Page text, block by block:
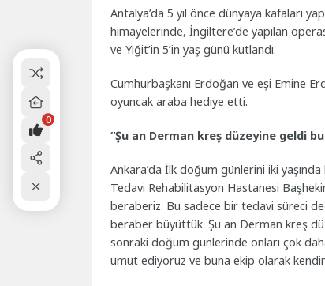
Antalya’da 5 yıl önce dünyaya kafaları
himayelerinde, İngiltere’de yapılan
ve Yiğit’in 5’in yaş günü kutlandı.
Cumhurbaşkanı Erdoğan ve eşi Emine
oyuncak araba hediye etti.
“Şu an Derman kreş düzeyine geldi
Ankara’da İlk doğum günlerini iki
Tedavi Rehabilitasyon Hastanesi
beraberiz. Bu sadece bir tedavi süreci
beraber büyüttük. Şu an Derman kreş
sonraki doğum günlerinde onları çok
umut ediyoruz ve buna ekip olarak
0